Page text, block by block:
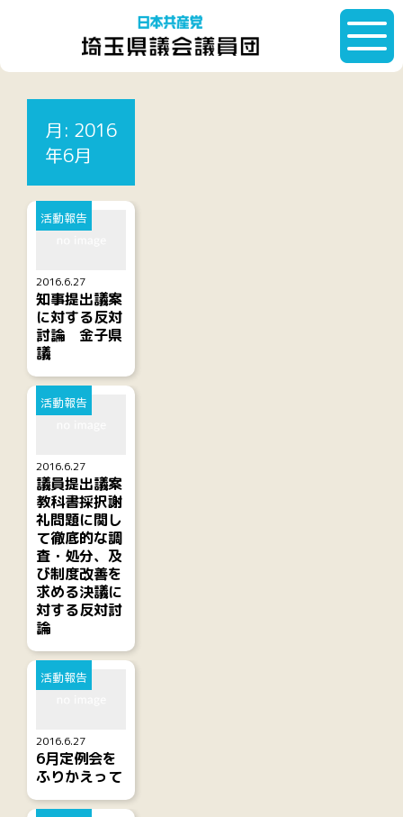
月: 2016
年6月
記事一覧
2016.6.27
活動報告
知事提出議案
に対する反対
討論 金子県
議
2016.6.27
活動報告
議員提出議案
教科書採択謝
礼問題に関し
て徹底的な調
査・処分、及
び制度改善を
求める決議に
対する反対討
論
2016.6.27
活動報告
6月定例会を
ふりかえって